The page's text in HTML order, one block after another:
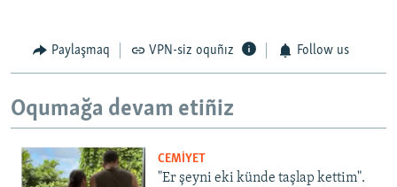
Paylaşmaq VPN-siz oquñız Follow us
Oqumağa devam etiñiz
CEMİYET
"Er şeyni eki künde taşlap kettim".